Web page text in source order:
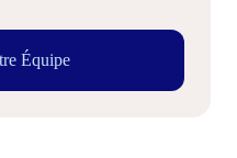
Équipe